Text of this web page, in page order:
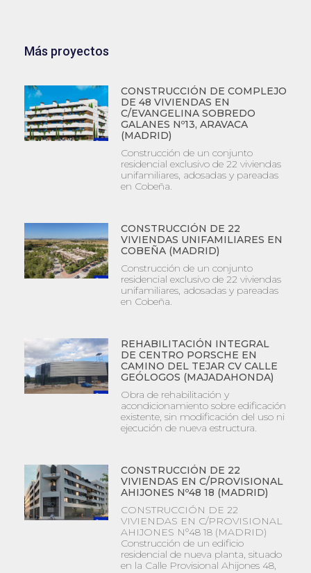
Más proyectos
CONSTRUCCIÓN DE COMPLEJO
DE 48 VIVIENDAS EN
C/EVANGELINA SOBREDO
GALANES Nº13, ARAVACA
(MADRID)
Construcción de un conjunto
residencial exclusivo de 22 viviendas
unifamiliares, adosadas y pareadas
en Cobeña.
CONSTRUCCIÓN DE 22
VIVIENDAS UNIFAMILIARES EN
COBEÑA (MADRID)
Construcción de un conjunto
residencial exclusivo de 22 viviendas
unifamiliares, adosadas y pareadas
en Cobeña.
REHABILITACIÓN INTEGRAL
DE CENTRO PORSCHE EN
CAMINO DEL TEJAR CV CALLE
GEÓLOGOS (MAJADAHONDA)
Obra de rehabilitación y
acondicionamiento sobre edificación
existente, sin modificación del uso ni
ejecución de nueva estructura.
CONSTRUCCIÓN DE 22
VIVIENDAS EN C/PROVISIONAL
AHIJONES Nº48 18 (MADRID)
CONSTRUCCIÓN DE 22
VIVIENDAS EN C/PROVISIONAL
AHIJONES Nº48 18 (MADRID)
Construcción de un edificio
residencial de nueva planta, situado
en la Calle Provisional Ahijones 48,